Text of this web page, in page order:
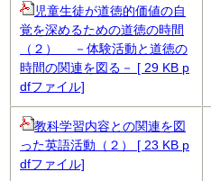
児童生徒が道徳的価値の自
覚を深めるための道徳の時間
（２） －体験活動と道徳の
時間の関連を図る－ [ 29 KB p
dfファイル]
教科学習内容との関連を図
った英語活動（２） [ 23 KB p
dfファイル]